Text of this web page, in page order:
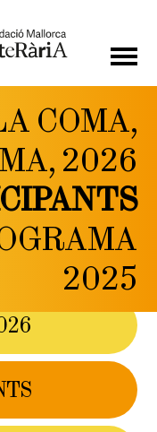
COMA,
2026
2025